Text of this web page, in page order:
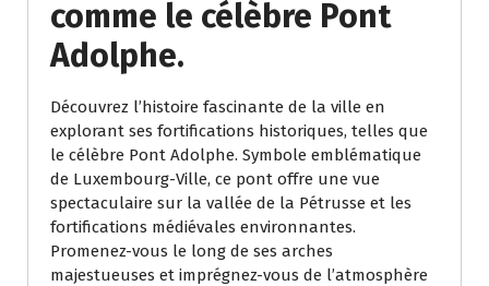
comme le célèbre Pont
Adolphe.
Découvrez l’histoire fascinante de la ville en
explorant ses fortifications historiques, telles que
le célèbre Pont Adolphe. Symbole emblématique
de Luxembourg-Ville, ce pont offre une vue
spectaculaire sur la vallée de la Pétrusse et les
fortifications médiévales environnantes.
Promenez-vous le long de ses arches
majestueuses et imprégnez-vous de l’atmosphère